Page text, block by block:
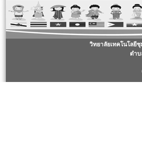
วิทยาลัยเทคโนโลยี
ตำบ